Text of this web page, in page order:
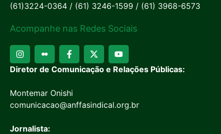
(61)3224-0364 / (61) 3246-1599 / (61) 3968-6573
Acompanhe nas Redes Sociais
Diretor de Comunicação e Relações Públicas:
Montemar Onishi
comunicacao@anffasindical.org.br
Jornalista: